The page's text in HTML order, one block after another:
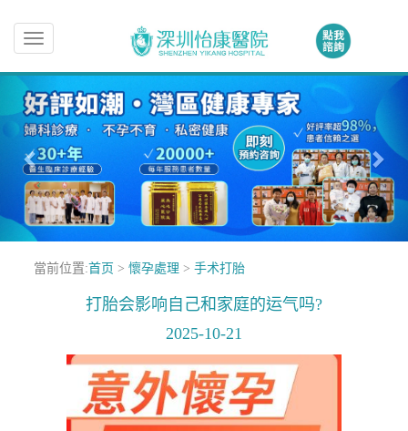
Toggle
navigation
當前位置:首页 > 懷孕處理 > 手术打胎
打胎会影响自己和家庭的运气吗?
2025-10-21